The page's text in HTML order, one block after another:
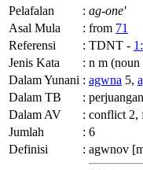
Pelafalan : ag-one'
Asal Mula
: from 71
Referensi
: TDNT -
Jenis Kata
: n m (noun
Dalam Yunani : agwna 5,
Dalam TB
:
Dalam AV
: conflict 2,
Jumlah
: 6
Definisi
: agwnov